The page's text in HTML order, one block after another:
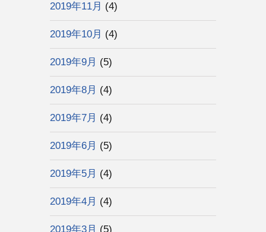
2019年11月 (4)
2019年10月 (4)
2019年9月 (5)
2019年8月 (4)
2019年7月 (4)
2019年6月 (5)
2019年5月 (4)
2019年4月 (4)
2019年3月 (5)